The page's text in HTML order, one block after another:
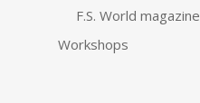
F.S. World magazine
Workshops